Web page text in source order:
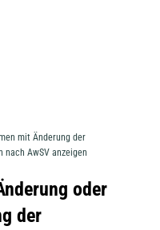
mit Änderung der
nach AwSV anzeigen
oder
der